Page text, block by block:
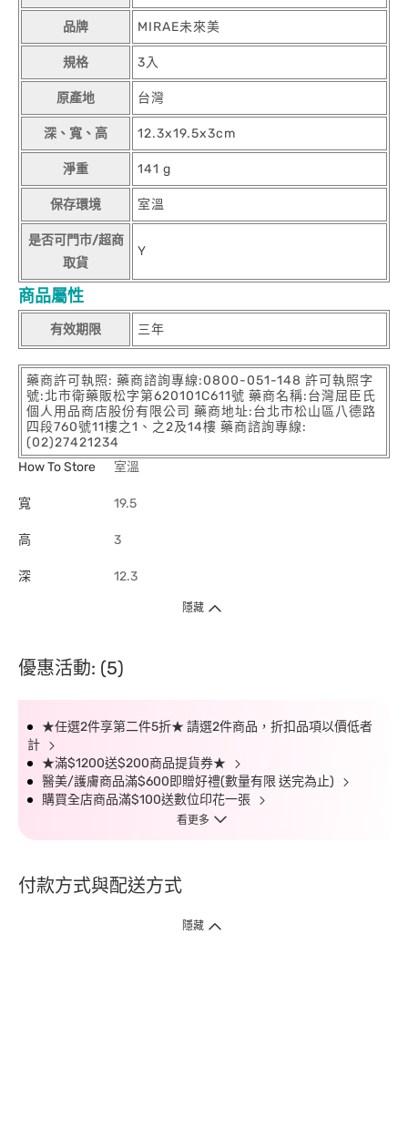
品牌 MIRAE未來美
規格 3入
原產地 台灣
深、寬、高 12.3x19.5x3cm
淨重 141 g
保存環境 室溫
是否可門市/超商
取貨
Y
商品屬性
有效期限 三年
藥商許可執照: 藥商諮詢專線:0800-051-148 許可執照字
號:北市衛藥販松字第620101C611號 藥商名稱:台灣屈臣氏
個人用品商店股份有限公司 藥商地址:台北市松山區八德路
四段760號11樓之1、之2及14樓 藥商諮詢專線:
(02)27421234
How To Store
室溫
寬 19.5
高 3
深 12.3
隱藏
優惠活動: (5)
★任選2件享第二件5折★ 請選2件商品，折扣品項以價低者
計
★滿$1200送$200商品提貨券★
醫美/護膚商品滿$600即贈好禮(數量有限 送完為止)
購買全店商品滿$100送數位印花一張
看更多
付款方式與配送方式
隱藏